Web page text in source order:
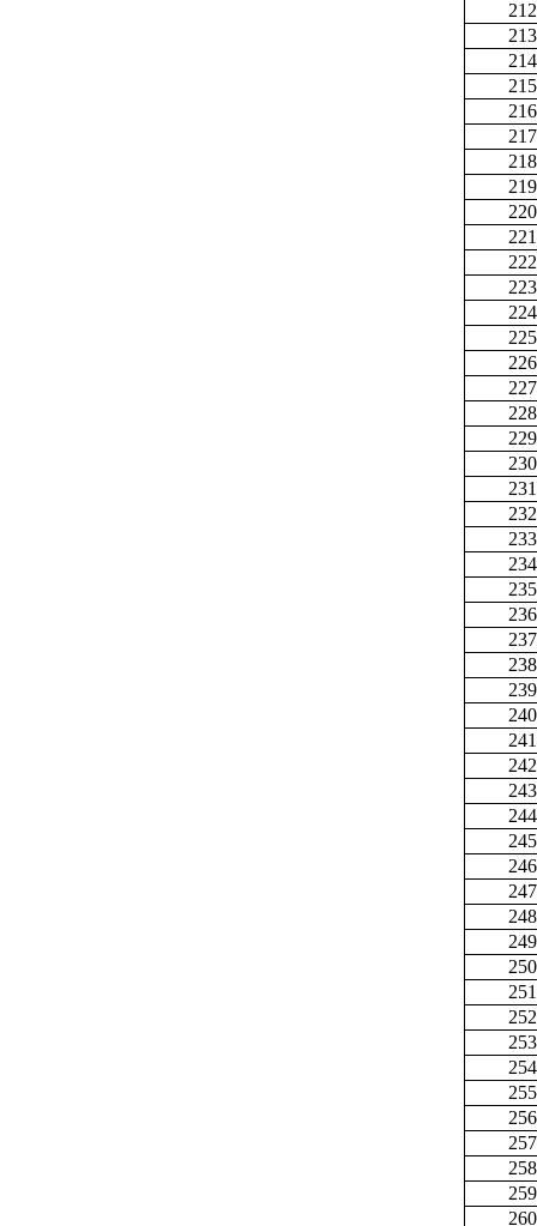
212
213
214
215
216
217
218
219
220
221
222
223
224
225
226
227
228
229
230
231
232
233
234
235
236
237
238
239
240
241
242
243
244
245
246
247
248
249
250
251
252
253
254
255
256
257
258
259
260